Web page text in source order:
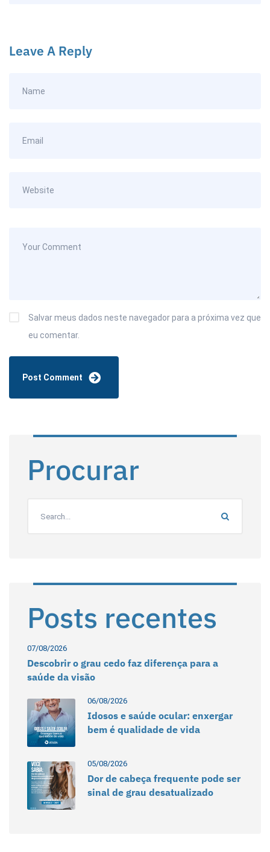
Leave A Reply
Salvar meus dados neste navegador para a próxima vez que
eu comentar.
Procurar
Posts recentes
07/08/2026
Descobrir o grau cedo faz diferença para a
saúde da visão
06/08/2026
Idosos e saúde ocular: enxergar
bem é qualidade de vida
05/08/2026
Dor de cabeça frequente pode ser
sinal de grau desatualizado